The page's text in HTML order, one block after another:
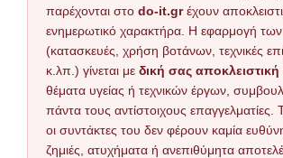
παρέχονται στο do-it.grέχουν
ενημερωτικό χαρακτήρα. Η εφαρμογή
(κατασκευές, χρήση βοτάνων, τεχνικές
κ.λπ.) γίνεται με δική σας αποκλειστική
θέματα υγείας ή τεχνικών έργων,
πάντα τους αντίστοιχους επαγγελματίες.
οι συντάκτες του δεν φέρουν καμία
ζημιές, ατυχήματα ή ανεπιθύμητα